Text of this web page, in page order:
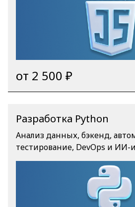
от 2 500 ₽
Разработка Python
Анализ данных, бэкенд,
тестирование,